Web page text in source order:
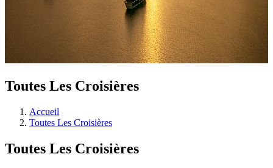
Toutes Les Croisières
Accueil
Toutes Les Croisières
Toutes Les Croisières